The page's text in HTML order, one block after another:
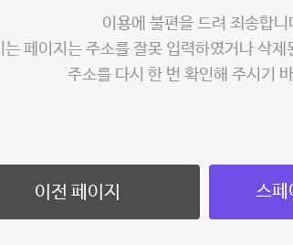
이용에 불편을 드려 죄송합니
는 페이지는 주소를 잘못 입력하였거나 삭제
주소를 다시 한 번 확인해 주시기
이전 페이지 스페